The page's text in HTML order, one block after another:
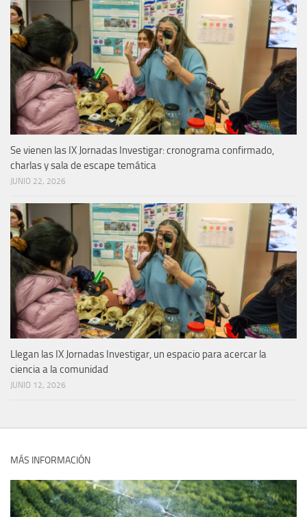
Se vienen las IX Jornadas Investigar: cronograma confirmado,
charlas y sala de escape temática
JUNIO 22, 2026
Llegan las IX Jornadas Investigar, un espacio para acercar la
ciencia a la comunidad
JUNIO 12, 2026
MÁS INFORMACIÓN